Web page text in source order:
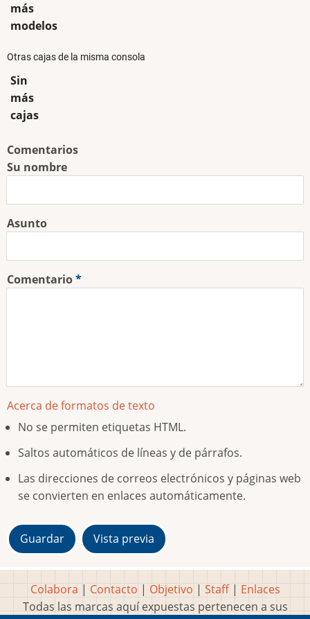
más
modelos
Otras cajas de la misma consola
Sin
más
cajas
Comentarios
Su nombre
Asunto
Comentario
Acerca de formatos de texto
No se permiten etiquetas HTML.
Saltos automáticos de líneas y de párrafos.
Las direcciones de correos electrónicos y páginas web
se convierten en enlaces automáticamente.
Colabora | Contacto | Objetivo | Staff| Enlaces
Todas las marcas aquí expuestas pertenecen a sus